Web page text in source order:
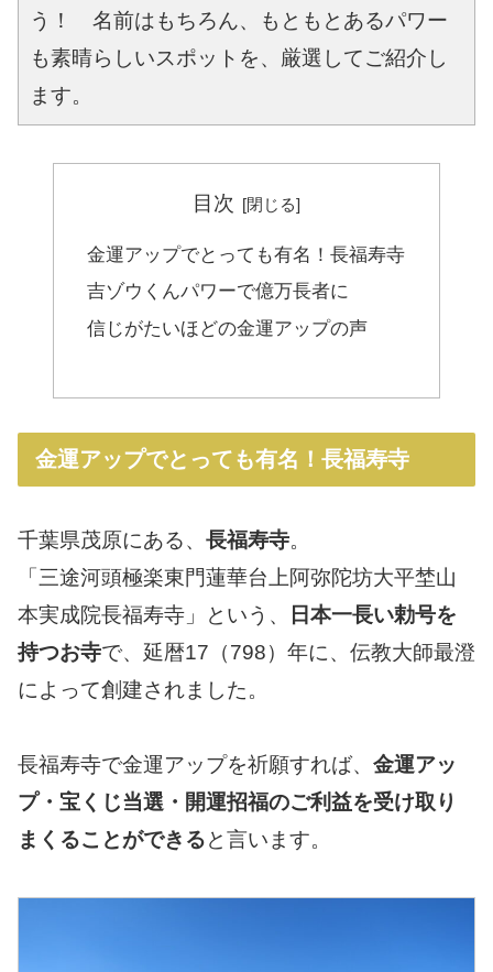
う！　名前はもちろん、もともとあるパワー
も素晴らしいスポットを、厳選してご紹介し
ます。
目次
金運アップでとっても有名！長福寿寺
吉ゾウくんパワーで億万長者に
信じがたいほどの金運アップの声
金運アップでとっても有名！長福寿寺
千葉県茂原にある、 長福寿寺。
「三途河頭極楽東門蓮華台上阿弥陀坊大平埜山
本実成院長福寿寺」という、
日本一長い勅号を
持つお寺で、延暦17（798）年に、伝教大師最澄
によって創建されました。
長福寿寺で金運アップを祈願すれば、 金運アッ
プ・宝くじ当選・開運招福のご利益を受け取り
まくることができると言います。